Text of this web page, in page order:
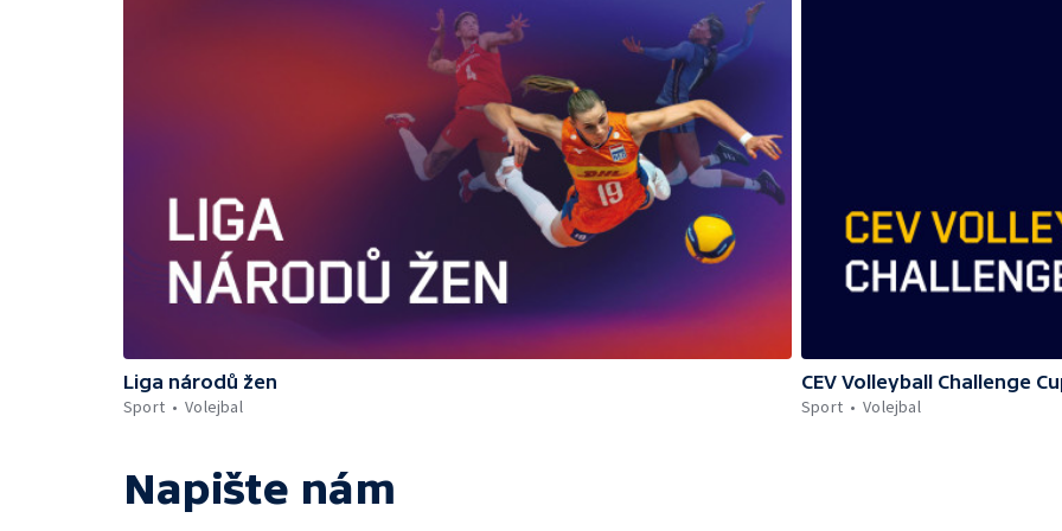
Liga národů žen
Sport
Volejbal
CEV Volleyball Challenge
Sport
Volejbal
Napište nám